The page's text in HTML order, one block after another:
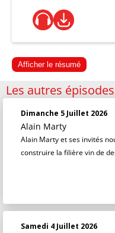
Afficher le résumé
Les autres épisodes
Dimanche 5 Juillet 2026
Alain Marty
Alain Marty et ses invités
construire la filière vin de
Samedi 4 Juillet 2026